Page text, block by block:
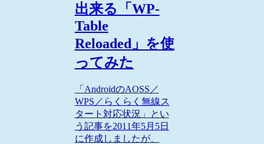
出来る「WP-
Table
Reloaded」を使
ってみた
「AndroidのAOSS／
WPS／らくらく無線ス
タート対応状況」とい
う記事を2011年5月5日
に作成しましたが、